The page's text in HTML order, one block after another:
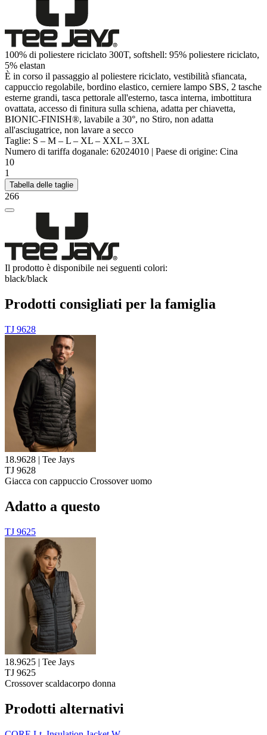
100% di poliestere riciclato 300T, softshell: 95% poliestere riciclato,
5% elastan
È in corso il passaggio al poliestere riciclato, vestibilità sfiancata,
cappuccio regolabile, bordino elastico, cerniere lampo SBS, 2 tasche
esterne grandi, tasca pettorale all'esterno, tasca interna, imbottitura
ovattata, accesso di finitura sulla schiena, adatta per chiavetta,
BIONIC-FINISH®, lavabile a 30°, no Stiro, non adatta
all'asciugatrice, non lavare a secco
Taglie: S – M – L – XL – XXL – 3XL
Numero di tariffa doganale: 62024010 | Paese di origine: Cina
10
1
Tabella delle taglie
266
Il prodotto è disponibile nei seguenti colori:
black/​black
Prodotti consigliati per la famiglia
TJ 9628
18.9628 | Tee Jays
TJ 9628
Giacca con cappuccio Crossover uomo
Adatto a questo
TJ 9625
18.9625 | Tee Jays
TJ 9625
Crossover scaldacorpo donna
Prodotti alternativi